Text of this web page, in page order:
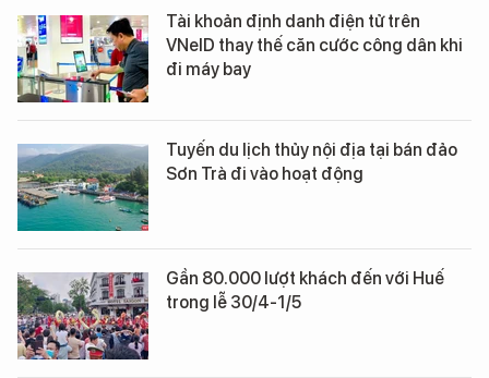
Tài khoản định danh điện tử trên
VNeID thay thế căn cước công dân khi
đi máy bay
Tuyến du lịch thủy nội địa tại bán đảo
Sơn Trà đi vào hoạt động
Gần 80.000 lượt khách đến với Huế
trong lễ 30/4-1/5